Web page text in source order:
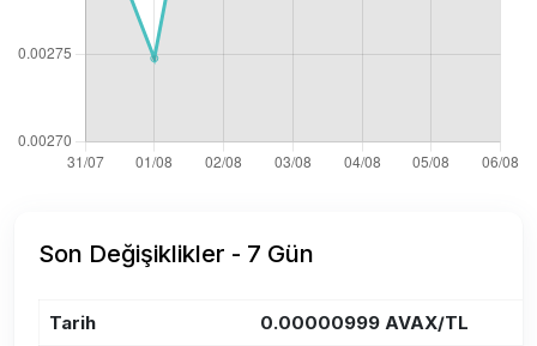
Son Değişiklikler - 7 Gün
Tarih 0.00000999 AVAX/TL